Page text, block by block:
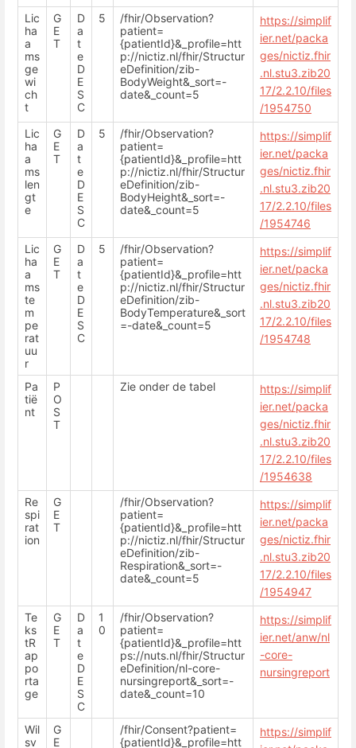
Lic
ha
a
ms
ge
wi
ch
t
G
E
T
D
a
t
e
D
E
S
C
5
/fhir/Observation?
patient=
{patientId}&_profile=htt
p://nictiz.nl/fhir/Structur
eDefinition/zib-
BodyWeight&_sort=-
date&_count=5
https://simplif
ier.net/packa
ges/nictiz.fhir
.nl.stu3.zib20
17/2.2.10/files
/1954750
Lic
ha
a
ms
len
gt
e
G
E
T
D
a
t
e
D
E
S
C
5
/fhir/Observation?
patient=
{patientId}&_profile=htt
p://nictiz.nl/fhir/Structur
eDefinition/zib-
BodyHeight&_sort=-
date&_count=5
https://simplif
ier.net/packa
ges/nictiz.fhir
.nl.stu3.zib20
17/2.2.10/files
/1954746
Lic
ha
a
ms
te
m
pe
rat
uu
r
G
E
T
D
a
t
e
D
E
S
C
5
/fhir/Observation?
patient=
{patientId}&_profile=htt
p://nictiz.nl/fhir/Structur
eDefinition/zib-
BodyTemperature&_sort
=-date&_count=5
https://simplif
ier.net/packa
ges/nictiz.fhir
.nl.stu3.zib20
17/2.2.10/files
/1954748
Pa
tië
nt
P
O
S
T
Zie onder de tabel
https://simplif
ier.net/packa
ges/nictiz.fhir
.nl.stu3.zib20
17/2.2.10/files
/1954638
Re
spi
rat
ion
G
E
T
/fhir/Observation?
patient=
{patientId}&_profile=htt
p://nictiz.nl/fhir/Structur
eDefinition/zib-
Respiration&_sort=-
date&_count=5
https://simplif
ier.net/packa
ges/nictiz.fhir
.nl.stu3.zib20
17/2.2.10/files
/1954947
Te
ks
tR
ap
po
rta
ge
G
E
T
D
a
t
e
D
E
S
C
1
0
/fhir/Observation?
patient=
{patientId}&_profile=htt
ps://nuts.nl/fhir/Structur
eDefinition/nl-core-
nursingreport&_sort=-
date&_count=10
https://simplif
ier.net/anw/nl
-core-
nursingreport
Wil
sv
G
E
/fhir/Consent?patient=
{patientId}&_profile=htt
https://simplif